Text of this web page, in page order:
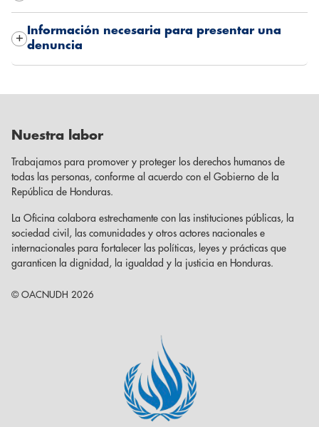
Información necesaria para presentar una
denuncia
Nuestra labor
Trabajamos para promover y proteger los derechos humanos de
todas las personas, conforme al acuerdo con el Gobierno de la
República de Honduras.
La Oficina colabora estrechamente con las instituciones públicas, la
sociedad civil, las comunidades y otros actores nacionales e
internacionales para fortalecer las políticas, leyes y prácticas que
garanticen la dignidad, la igualdad y la justicia en Honduras.
© OACNUDH 2026